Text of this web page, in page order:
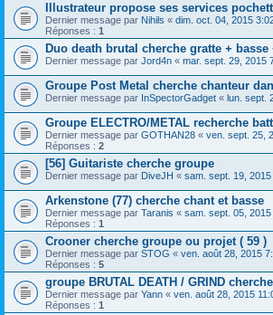
Illustrateur propose ses services
Dernier message par Nihils « dim. oct. 04, 2015
Réponses : 1
Duo death brutal cherche gratte + basse
Dernier message par Jord4n « mar. sept. 29, 2015
Groupe Post Metal cherche chanteur
Dernier message par InSpectorGadget « lun. sept.
Groupe ELECTRO/METAL recherche
Dernier message par GOTHAN28 « ven. sept. 25,
Réponses : 2
[56] Guitariste cherche groupe
Dernier message par DiveJH « sam. sept. 19,
Arkenstone (77) cherche chant et basse
Dernier message par Taranis « sam. sept. 05,
Réponses : 1
Crooner cherche groupe ou projet ( 59 )
Dernier message par STOG « ven. août 28, 2015
Réponses : 5
groupe BRUTAL DEATH / GRIND
Dernier message par Yann « ven. août 28, 2015
Réponses : 1